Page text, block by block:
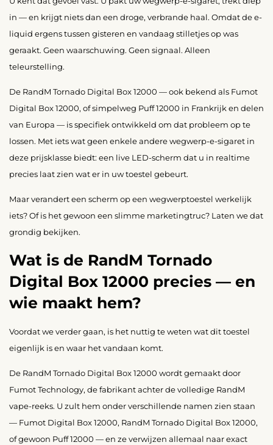
in — en krijgt niets dan een droge, verbrande haal. Omdat de e-
liquid ergens tussen gisteren en vandaag stilletjes op was
geraakt. Geen waarschuwing. Geen signaal. Alleen
teleurstelling.
De RandM Tornado Digital Box 12000 — ook bekend als Fumot
Digital Box 12000, of simpelweg Puff 12000 in Frankrijk en delen
van Europa — is specifiek ontwikkeld om dat probleem op te
lossen. Met iets wat geen enkele andere wegwerp-e-sigaret in
deze prijsklasse biedt: een live LED-scherm dat u in realtime
precies laat zien wat er in uw toestel gebeurt.
Maar verandert een scherm op een wegwerptoestel werkelijk
iets? Of is het gewoon een slimme marketingtruc? Laten we dat
grondig bekijken.
Wat is de RandM Tornado
Digital Box 12000 precies — en
wie maakt hem?
Voordat we verder gaan, is het nuttig te weten wat dit toestel
eigenlijk is en waar het vandaan komt.
De RandM Tornado Digital Box 12000 wordt gemaakt door
Fumot Technology, de fabrikant achter de volledige RandM
vape-reeks. U zult hem onder verschillende namen zien staan
— Fumot Digital Box 12000, RandM Tornado Digital Box 12000,
of gewoon Puff 12000 — en ze verwijzen allemaal naar exact